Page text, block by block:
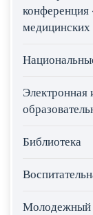
конференция
медицинских
Библиотека
Молодежный